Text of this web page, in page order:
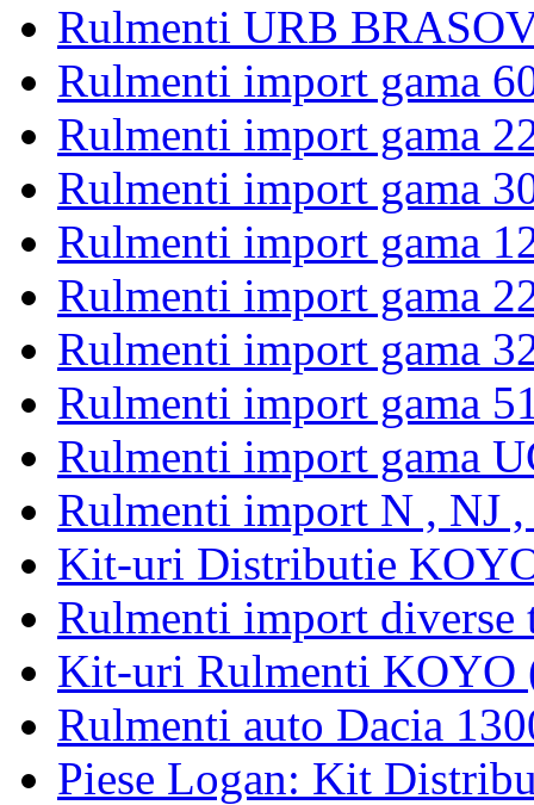
Rulmenti URB
Rulmenti import gama
Rulmenti import gama
Rulmenti import gama
Rulmenti import gama
Rulmenti import gama
Rulmenti import gama
Rulmenti import gama
Rulmenti import gama
Rulmenti import N , NJ
Kit-uri Distributie
Rulmenti import
Kit-uri Rulmenti KOYO
Rulmenti auto Dacia
Piese Logan: Kit